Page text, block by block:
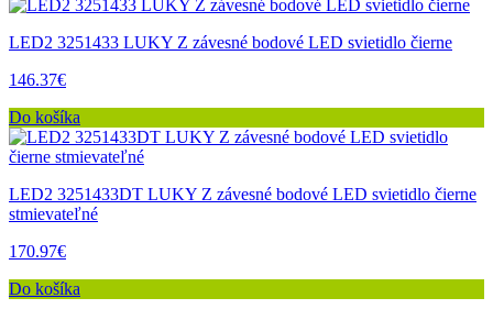
LED2 3251433 LUKY Z závesné bodové LED svietidlo čierne
146.37€
Do košíka
LED2 3251433DT LUKY Z závesné bodové LED svietidlo čierne
stmievateľné
170.97€
Do košíka